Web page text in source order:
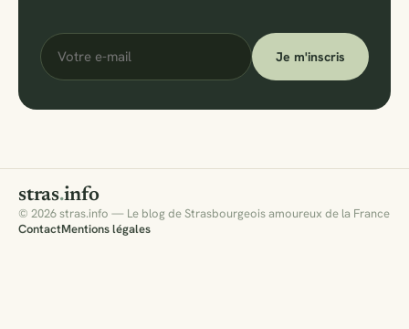
Votre
e-
mail
Je m'inscris
stras.info
© 2026 stras.info — Le blog de Strasbourgeois amoureux de la France
ContactMentions légales